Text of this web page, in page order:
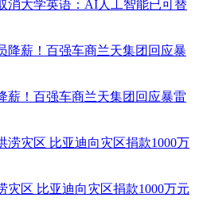
消大学英语：AI人工智能已可替
薪！百强车商兰天集团回应暴雷
灾区 比亚迪向灾区捐款1000万元